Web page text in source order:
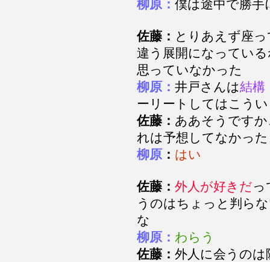
柳原： 僕は途中で勝
佐藤： とりあえず座
違う展開になってい
思っていなかった
柳原： 井戸さんは結
ーリートしてはこう
佐藤： ああそうです
れは予想してなかった
柳原 ： はい
佐藤： 外人が好きだっ
うのはちょっと判ら
な
柳原： わらう
佐藤： 外人に会うの